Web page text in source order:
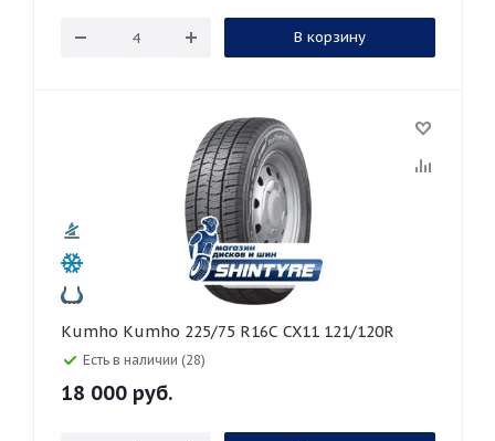
В корзину
Kumho Kumho 225/75 R16C CX11 121/120R
Есть в наличии (28)
18 000 руб.